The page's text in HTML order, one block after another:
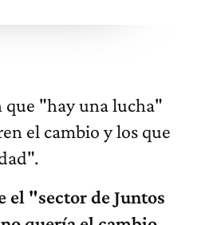
"hay una lucha"
el cambio y los que
el "sector de Juntos